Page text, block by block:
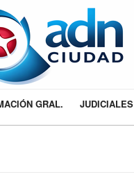
GRAL. JUDICIALES